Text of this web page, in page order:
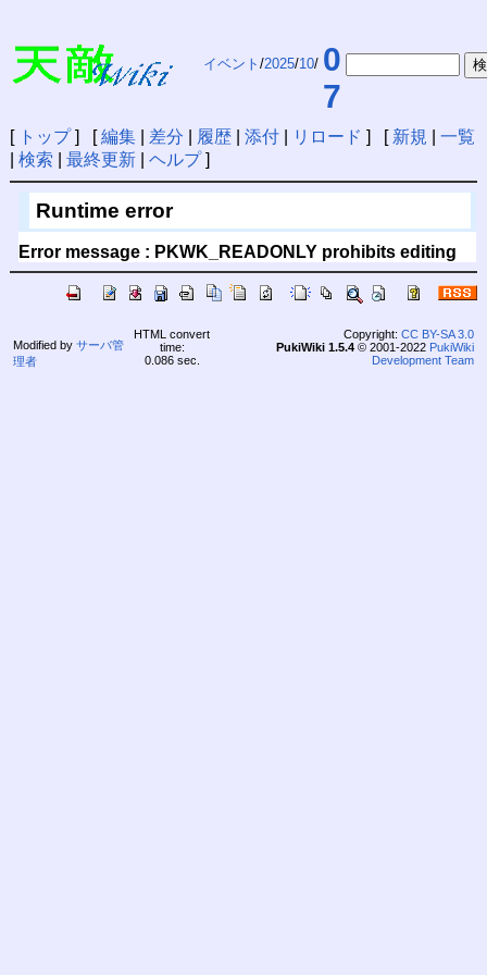
イベント /2025/10/ 0
7
[ トップ] [編集| 差分 履歴| 添付| リロード ] [ 新規
一覧
検索 最終更新| ヘルプ]
Runtime error
Error message : PKWK_READONLY prohibits editing
Modified by サーバ管
理者
HTML convert
time:
0.086 sec.
Copyright: CC BY-SA 3.0
PukiWiki 1.5.4© 2001-2022 PukiWiki
Development Team